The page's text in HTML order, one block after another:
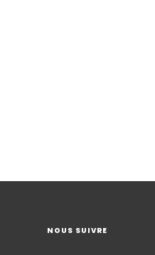
NOUS SUIVRE